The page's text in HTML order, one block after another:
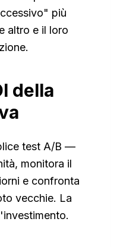
più
altro e il loro
della
test A/B —
monitora il
e confronta
vecchie. La